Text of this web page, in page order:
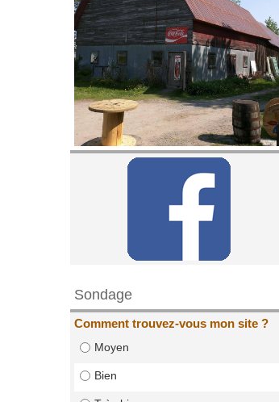
Sondage
Comment trouvez-vous mon site ?
Moyen
Bien